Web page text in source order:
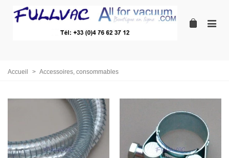
Accueil > Accessoires, consommables